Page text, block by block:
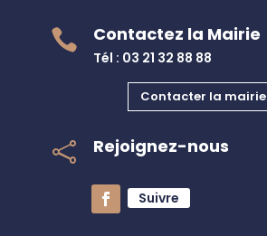
 Contactez la Mairie
Tél : 03 21 32 88 88
Contacter la mairie
 Rejoignez-nous
Suivre